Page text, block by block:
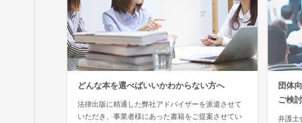
どんな本を選べばいいかわからない方へ
法律出版に精通した弊社アドバイザーを派遣させて
いただき、事業者様にあった書籍をご提案させてい
団体
ご検
弁護士